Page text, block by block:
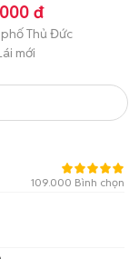
đ
Thủ Đức
mới
109.000 Bình chọn